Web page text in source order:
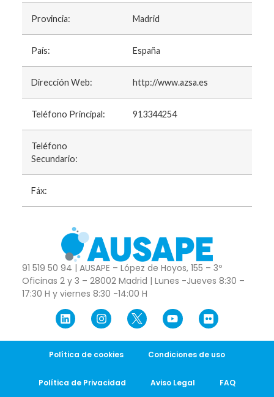
Provincia: Madrid
País: España
Dirección Web: http://www.azsa.es
Teléfono Principal: 913344254
Teléfono
Secundario:
Fáx:
91 519 50 94 | AUSAPE – López de Hoyos, 155 – 3º
Oficinas 2 y 3 – 28002 Madrid | Lunes -Jueves 8:30 –
17:30 H y viernes 8:30 -14:00 H
Política de cookies Condiciones de uso
Política de Privacidad Aviso Legal FAQ